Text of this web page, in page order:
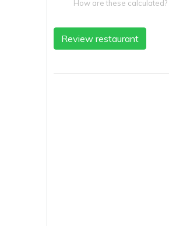
How are these calculated?
Review restaurant